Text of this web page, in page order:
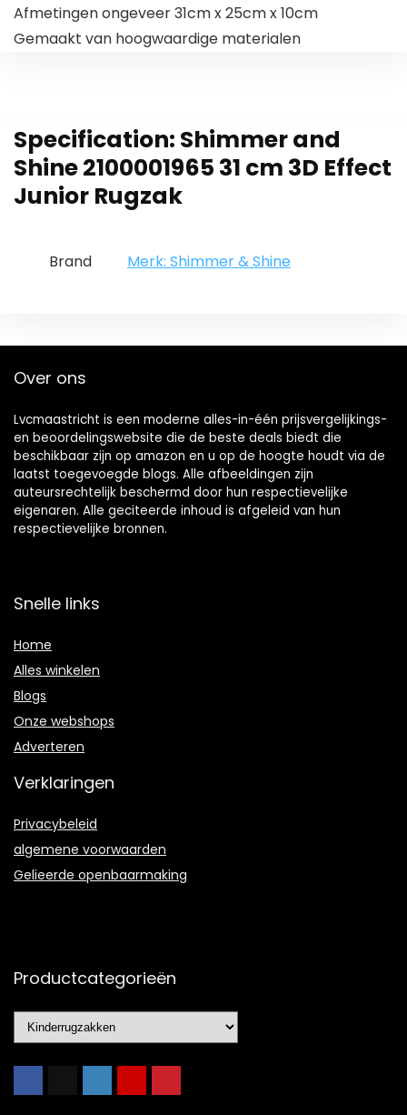
Afmetingen ongeveer 31cm x 25cm x 10cm
Gemaakt van hoogwaardige materialen
Specification: Shimmer and
Shine 2100001965 31 cm 3D Effect
Junior Rugzak
Brand Merk: Shimmer & Shine
Over ons
Lvcmaastricht is een moderne alles-in-één prijsvergelijkings-
en beoordelingswebsite die de beste deals biedt die
beschikbaar zijn op amazon en u op de hoogte houdt via de
laatst toegevoegde blogs. Alle afbeeldingen zijn
auteursrechtelijk beschermd door hun respectievelijke
eigenaren. Alle geciteerde inhoud is afgeleid van hun
respectievelijke bronnen.
Snelle links
Home
Alles winkelen
Blogs
Onze webshops
Adverteren
Verklaringen
Privacybeleid
algemene voorwaarden
Gelieerde openbaarmaking
Productcategorieën